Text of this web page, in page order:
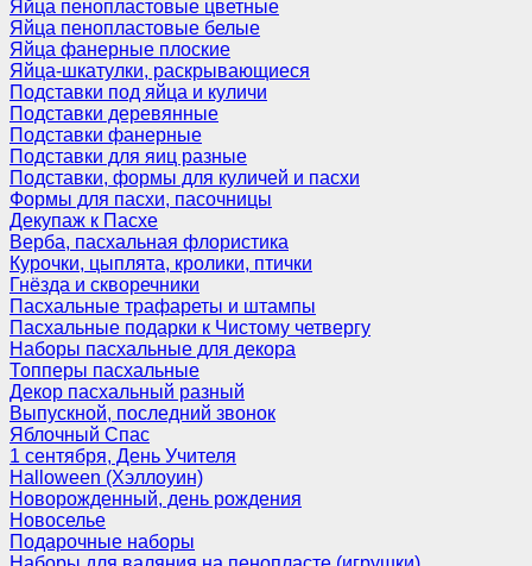
Яйца пенопластовые цветные
Яйца пенопластовые белые
Яйца фанерные плоские
Яйца-шкатулки, раскрывающиеся
Подставки под яйца и куличи
Подставки деревянные
Подставки фанерные
Подставки для яиц разные
Подставки, формы для куличей и пасхи
Формы для пасхи, пасочницы
Декупаж к Пасхе
Верба, пасхальная флористика
Курочки, цыплята, кролики, птички
Гнёзда и скворечники
Пасхальные трафареты и штампы
Пасхальные подарки к Чистому четвергу
Наборы пасхальные для декора
Топперы пасхальные
Декор пасхальный разный
Выпускной, последний звонок
Яблочный Спас
1 сентября, День Учителя
Halloween (Хэллоуин)
Новорожденный, день рождения
Новоселье
Подарочные наборы